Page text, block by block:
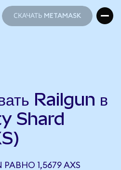
СКАЧАТЬ METAMASK
Railgun в
Shard
РАВНО 1,5679 AXS